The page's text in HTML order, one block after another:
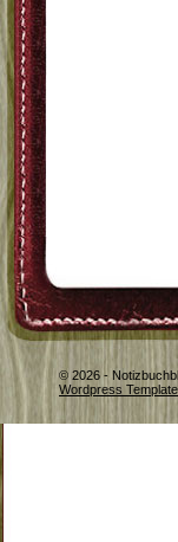
© 2026 -
Wordpress